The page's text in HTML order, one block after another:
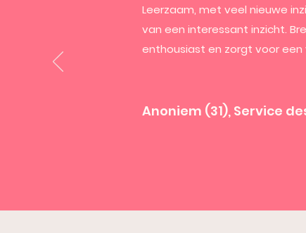
Leerzaam, met veel nieuwe
van een interessant inzicht.
enthousiast en zorgt voor
Anoniem (31), Service